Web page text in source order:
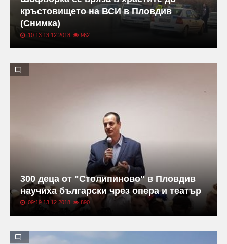
кръстовището на ВСИ в Пловдив
(Снимка)
10:13 13.12.2018 962
300 деца от "Столипиново" в Пловдив
научиха български чрез опера и театър
09:19 13.12.2018 890